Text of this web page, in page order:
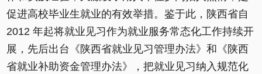
促进高校毕业生就业的有效举措。鉴于此，陕西省自
2012 年起将就业见习作为就业服务常态化工作持续开
展，先后出台《陕西省就业见习管理办法》和《陕西
省就业补助资金管理办法》，把就业见习纳入规范化